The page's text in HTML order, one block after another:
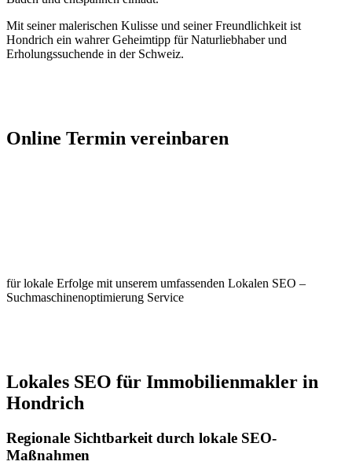
Mit seiner malerischen Kulisse und seiner Freundlichkeit ist
Hondrich ein wahrer Geheimtipp für Naturliebhaber und
Erholungssuchende in der Schweiz.
Online Termin vereinbaren
für lokale Erfolge mit unserem umfassenden Lokalen SEO –
Suchmaschinenoptimierung Service
Lokales SEO für Immobilienmakler in
Hondrich
Regionale Sichtbarkeit durch lokale SEO-
Maßnahmen